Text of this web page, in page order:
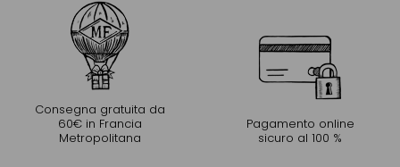
Consegna gratuita da
60€ in Francia
Metropolitana
Pagamento online
sicuro al 100 %